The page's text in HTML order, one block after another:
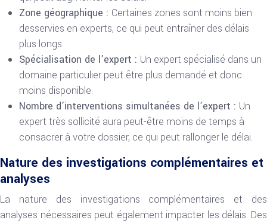
Zone géographique : Certaines zones sont moins bien
desservies en experts, ce qui peut entraîner des délais
plus longs.
Spécialisation de l’expert : Un expert spécialisé dans un
domaine particulier peut être plus demandé et donc
moins disponible.
Nombre d’interventions simultanées de l’expert : Un
expert très sollicité aura peut-être moins de temps à
consacrer à votre dossier, ce qui peut rallonger le délai.
Nature des investigations complémentaires et
analyses
La nature des investigations complémentaires et des
analyses nécessaires peut également impacter les délais. Des